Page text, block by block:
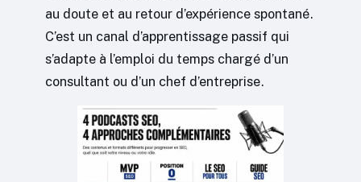
au doute et au retour d’expérience spontané.
C’est un canal d’apprentissage passif qui
s’adapte à l’emploi du temps chargé d’un
consultant ou d’un chef d’entreprise.